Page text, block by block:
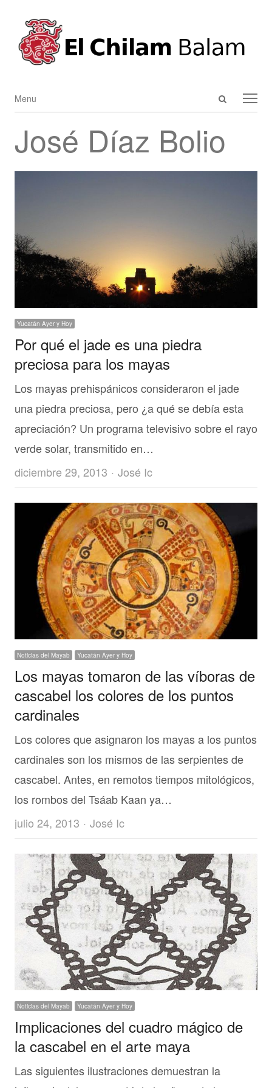
Open
Menu
Menu
José Díaz Bolio
Yucatán Ayer y Hoy
Por qué el jade es una piedra
preciosa para los mayas
Los mayas prehispánicos consideraron el jade
una piedra preciosa, pero ¿a qué se debía esta
apreciación? Un programa televisivo sobre el rayo
verde solar, transmitido en…
diciembre 29, 2013
Author
José Ic
Noticias del Mayab Yucatán Ayer y Hoy
Los mayas tomaron de las víboras de
cascabel los colores de los puntos
cardinales
Los colores que asignaron los mayas a los puntos
cardinales son los mismos de las serpientes de
cascabel. Antes, en remotos tiempos mitológicos,
los rombos del Tsáab Kaan ya…
julio 24, 2013
Author
José Ic
Noticias del Mayab Yucatán Ayer y Hoy
Implicaciones del cuadro mágico de
la cascabel en el arte maya
Las siguientes ilustraciones demuestran la